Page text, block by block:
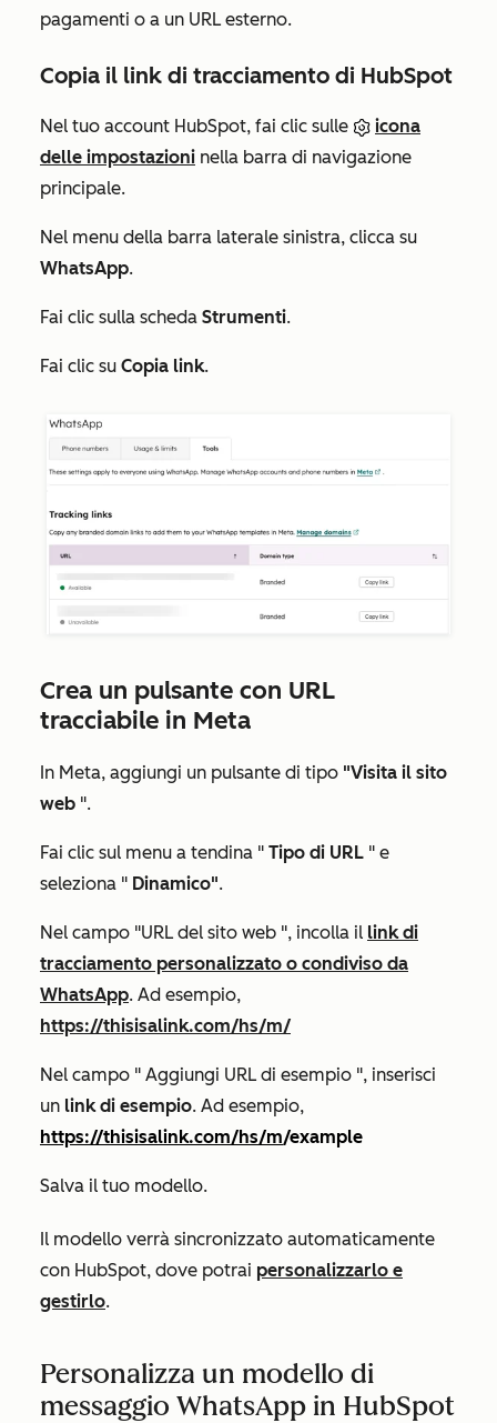
pagamenti o a un URL esterno.
Copia il link di tracciamento di HubSpot
Nel tuo account HubSpot, fai clic sulle
icona
delle impostazioni nella barra di navigazione
principale.
Nel menu della barra laterale sinistra, clicca su
WhatsApp.
Fai clic sulla scheda Strumenti.
Fai clic su Copia link.
Crea un pulsante con URL
tracciabile in Meta
In Meta, aggiungi un pulsante di tipo "Visita il sito
web ".
Fai clic sul menu a tendina " Tipo di URL " e
seleziona " Dinamico".
Nel campo "URL del sito web ", incolla il link di
tracciamento personalizzato o condiviso da
WhatsApp. Ad esempio,
https://thisisalink.com/hs/m/
Nel campo " Aggiungi URL di esempio ", inserisci
un link di esempio. Ad esempio,
https://thisisalink.com/hs/m/example
Salva il tuo modello.
Il modello verrà sincronizzato automaticamente
con HubSpot, dove potrai personalizzarlo e
gestirlo.
Personalizza un modello di
messaggio WhatsApp in HubSpot